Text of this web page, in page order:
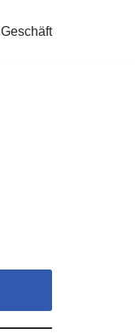
Geschäft